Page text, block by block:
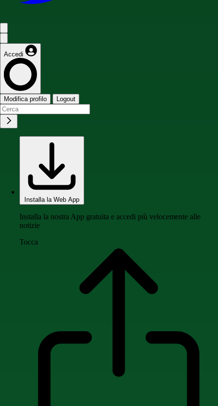
Accedi
Modifica profilo Logout
Installa la Web App
Installa la nostra App gratuita e accedi più velocemente alle
notizie
Tocca